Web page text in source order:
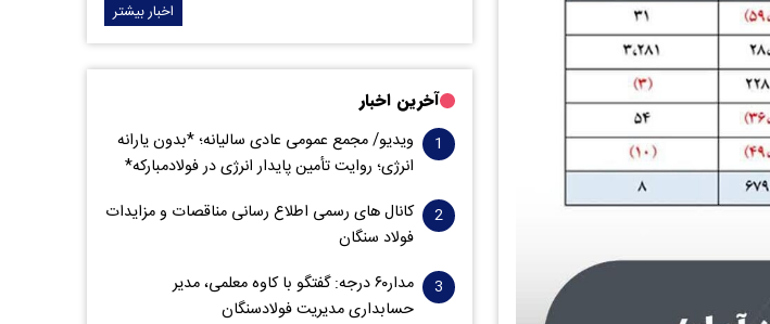
اخبار بیشتر
آخرین اخبار
ویدیو/ مجمع عمومی عادی سالیانه؛ *بدون یارانه
انرژی؛ روایت تأمین پایدار انرژی در فولادمبارکه*
کانال های رسمی اطلاع رسانی مناقصات و مزایدات
فولاد سنگان
مدار‌۶٠ درجه: گفتگو با کاوه معلمی، مدیر
حسابداری مدیریت فولادسنگان